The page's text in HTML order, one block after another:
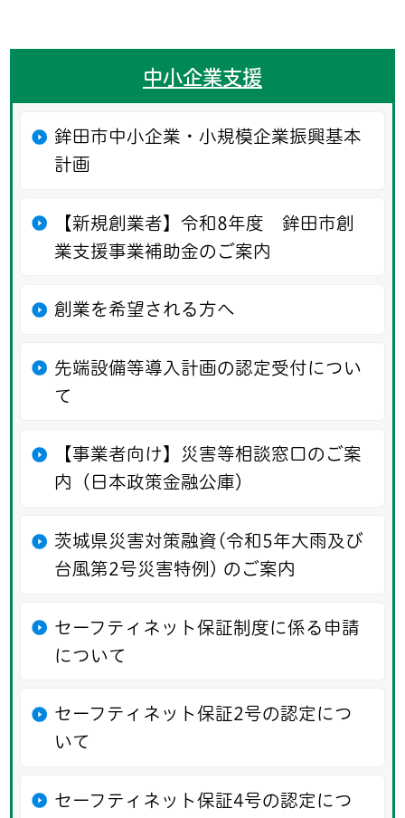
中小企業支援
鉾田市中小企業・小規模企業振興基本
計画
【新規創業者】令和8年度 鉾田市創
業支援事業補助金のご案内
創業を希望される方へ
先端設備等導入計画の認定受付につい
て
【事業者向け】災害等相談窓口のご案
内（日本政策金融公庫）
茨城県災害対策融資(令和5年大雨及び
台風第2号災害特例) のご案内
セーフティネット保証制度に係る申請
について
セーフティネット保証2号の認定につ
いて
セーフティネット保証4号の認定につ